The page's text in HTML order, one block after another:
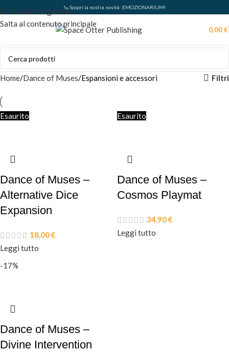
Salta alla navigazione
Salta al contenuto principale
🦦 Scopri la nostra novità: EMOZIONARIUM!
0,00€
Home Dance of Muses Espansioni e accessori Filtri
Esaurito
Dance of Muses –
Alternative Dice
Expansion
18,00€
Leggi tutto
Esaurito
Dance of Muses –
Cosmos Playmat
34,90€
Leggi tutto
-17%
Dance of Muses –
Divine Intervention